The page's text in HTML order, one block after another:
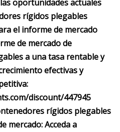
oportunidades actuales
rígidos plegables
el informe de mercado
de mercado de
a una tasa rentable y
efectivas y
discount/447945
rígidos plegables
mercado: Acceda a